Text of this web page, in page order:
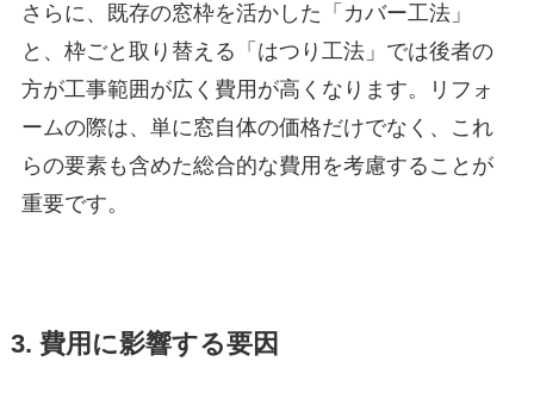
さらに、既存の窓枠を活かした「カバー工法」
と、枠ごと取り替える「はつり工法」では後者の
方が工事範囲が広く費用が高くなります。リフォ
ームの際は、単に窓自体の価格だけでなく、これ
らの要素も含めた総合的な費用を考慮することが
重要です。
3. 費用に影響する要因